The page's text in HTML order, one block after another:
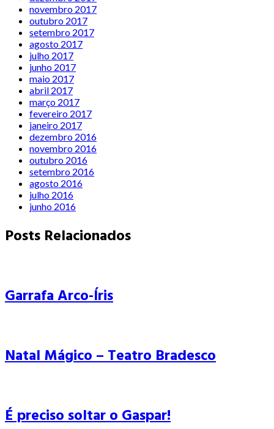
novembro 2017
outubro 2017
setembro 2017
agosto 2017
julho 2017
junho 2017
maio 2017
abril 2017
março 2017
fevereiro 2017
janeiro 2017
dezembro 2016
novembro 2016
outubro 2016
setembro 2016
agosto 2016
julho 2016
junho 2016
Posts Relacionados
Garrafa Arco-Íris
Natal Mágico – Teatro Bradesco
É preciso soltar o Gaspar!